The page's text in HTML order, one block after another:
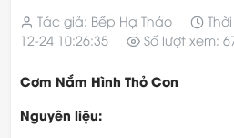
Tác giả: Bếp Hạ Thảo
12-24 10:26:35
Số lượt xem:
Cơm Nắm Hình Thỏ Con
Nguyên liệu: